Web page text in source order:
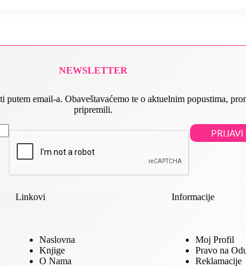
NEWSLETTER
email-a. Obaveštavaćemo te o aktuelnim popustima,
pripremili.
PRIJAVI
Linkovi
Naslovna
Knjige
O Nama
Informacije
Moj Profil
Pravo na
Reklamacije